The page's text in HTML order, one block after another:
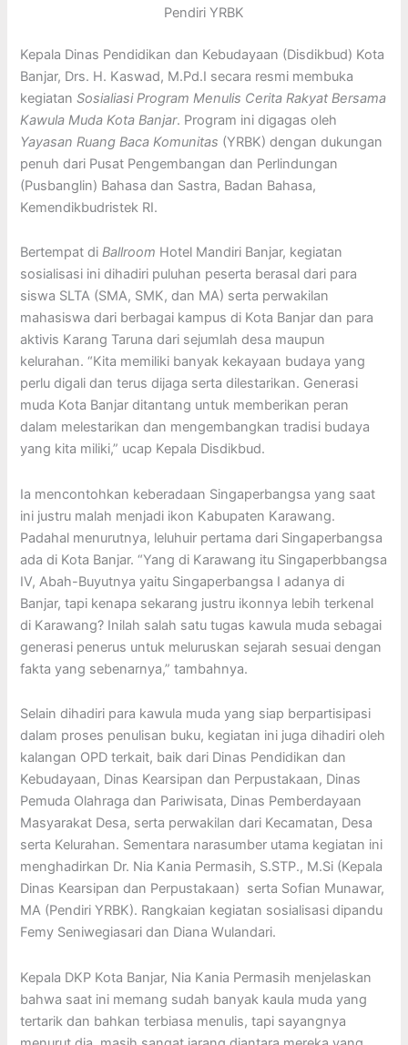
Pendiri YRBK
Kepala Dinas Pendidikan dan Kebudayaan (Disdikbud) Kota
Banjar, Drs. H. Kaswad, M.Pd.I secara resmi membuka
kegiatanSosialiasi Program Menulis Cerita Rakyat Bersama
Kawula Muda Kota Banjar. Program ini digagas oleh
Yayasan Ruang Baca Komunitas (YRBK) dengan dukungan
penuh dari Pusat Pengembangan dan Perlindungan
(Pusbanglin) Bahasa dan Sastra, Badan Bahasa,
Kemendikbudristek RI.
Bertempat diBallroom Hotel Mandiri Banjar, kegiatan
sosialisasi ini dihadiri puluhan peserta berasal dari para
siswa SLTA (SMA, SMK, dan MA) serta perwakilan
mahasiswa dari berbagai kampus di Kota Banjar dan para
aktivis Karang Taruna dari sejumlah desa maupun
kelurahan. “Kita memiliki banyak kekayaan budaya yang
perlu digali dan terus dijaga serta dilestarikan. Generasi
muda Kota Banjar ditantang untuk memberikan peran
dalam melestarikan dan mengembangkan tradisi budaya
yang kita miliki,” ucap Kepala Disdikbud.
Ia mencontohkan keberadaan Singaperbangsa yang saat
ini justru malah menjadi ikon Kabupaten Karawang.
Padahal menurutnya, leluhuir pertama dari Singaperbangsa
ada di Kota Banjar. “Yang di Karawang itu Singaperbbangsa
IV, Abah-Buyutnya yaitu Singaperbangsa I adanya di
Banjar, tapi kenapa sekarang justru ikonnya lebih terkenal
di Karawang? Inilah salah satu tugas kawula muda sebagai
generasi penerus untuk meluruskan sejarah sesuai dengan
fakta yang sebenarnya,” tambahnya.
Selain dihadiri para kawula muda yang siap berpartisipasi
dalam proses penulisan buku, kegiatan ini juga dihadiri oleh
kalangan OPD terkait, baik dari Dinas Pendidikan dan
Kebudayaan, Dinas Kearsipan dan Perpustakaan, Dinas
Pemuda Olahraga dan Pariwisata, Dinas Pemberdayaan
Masyarakat Desa, serta perwakilan dari Kecamatan, Desa
serta Kelurahan. Sementara narasumber utama kegiatan ini
menghadirkan Dr. Nia Kania Permasih, S.STP., M.Si (Kepala
Dinas Kearsipan dan Perpustakaan) serta Sofian Munawar,
MA (Pendiri YRBK). Rangkaian kegiatan sosialisasi dipandu
Femy Seniwegiasari dan Diana Wulandari.
Kepala DKP Kota Banjar, Nia Kania Permasih menjelaskan
bahwa saat ini memang sudah banyak kaula muda yang
tertarik dan bahkan terbiasa menulis, tapi sayangnya